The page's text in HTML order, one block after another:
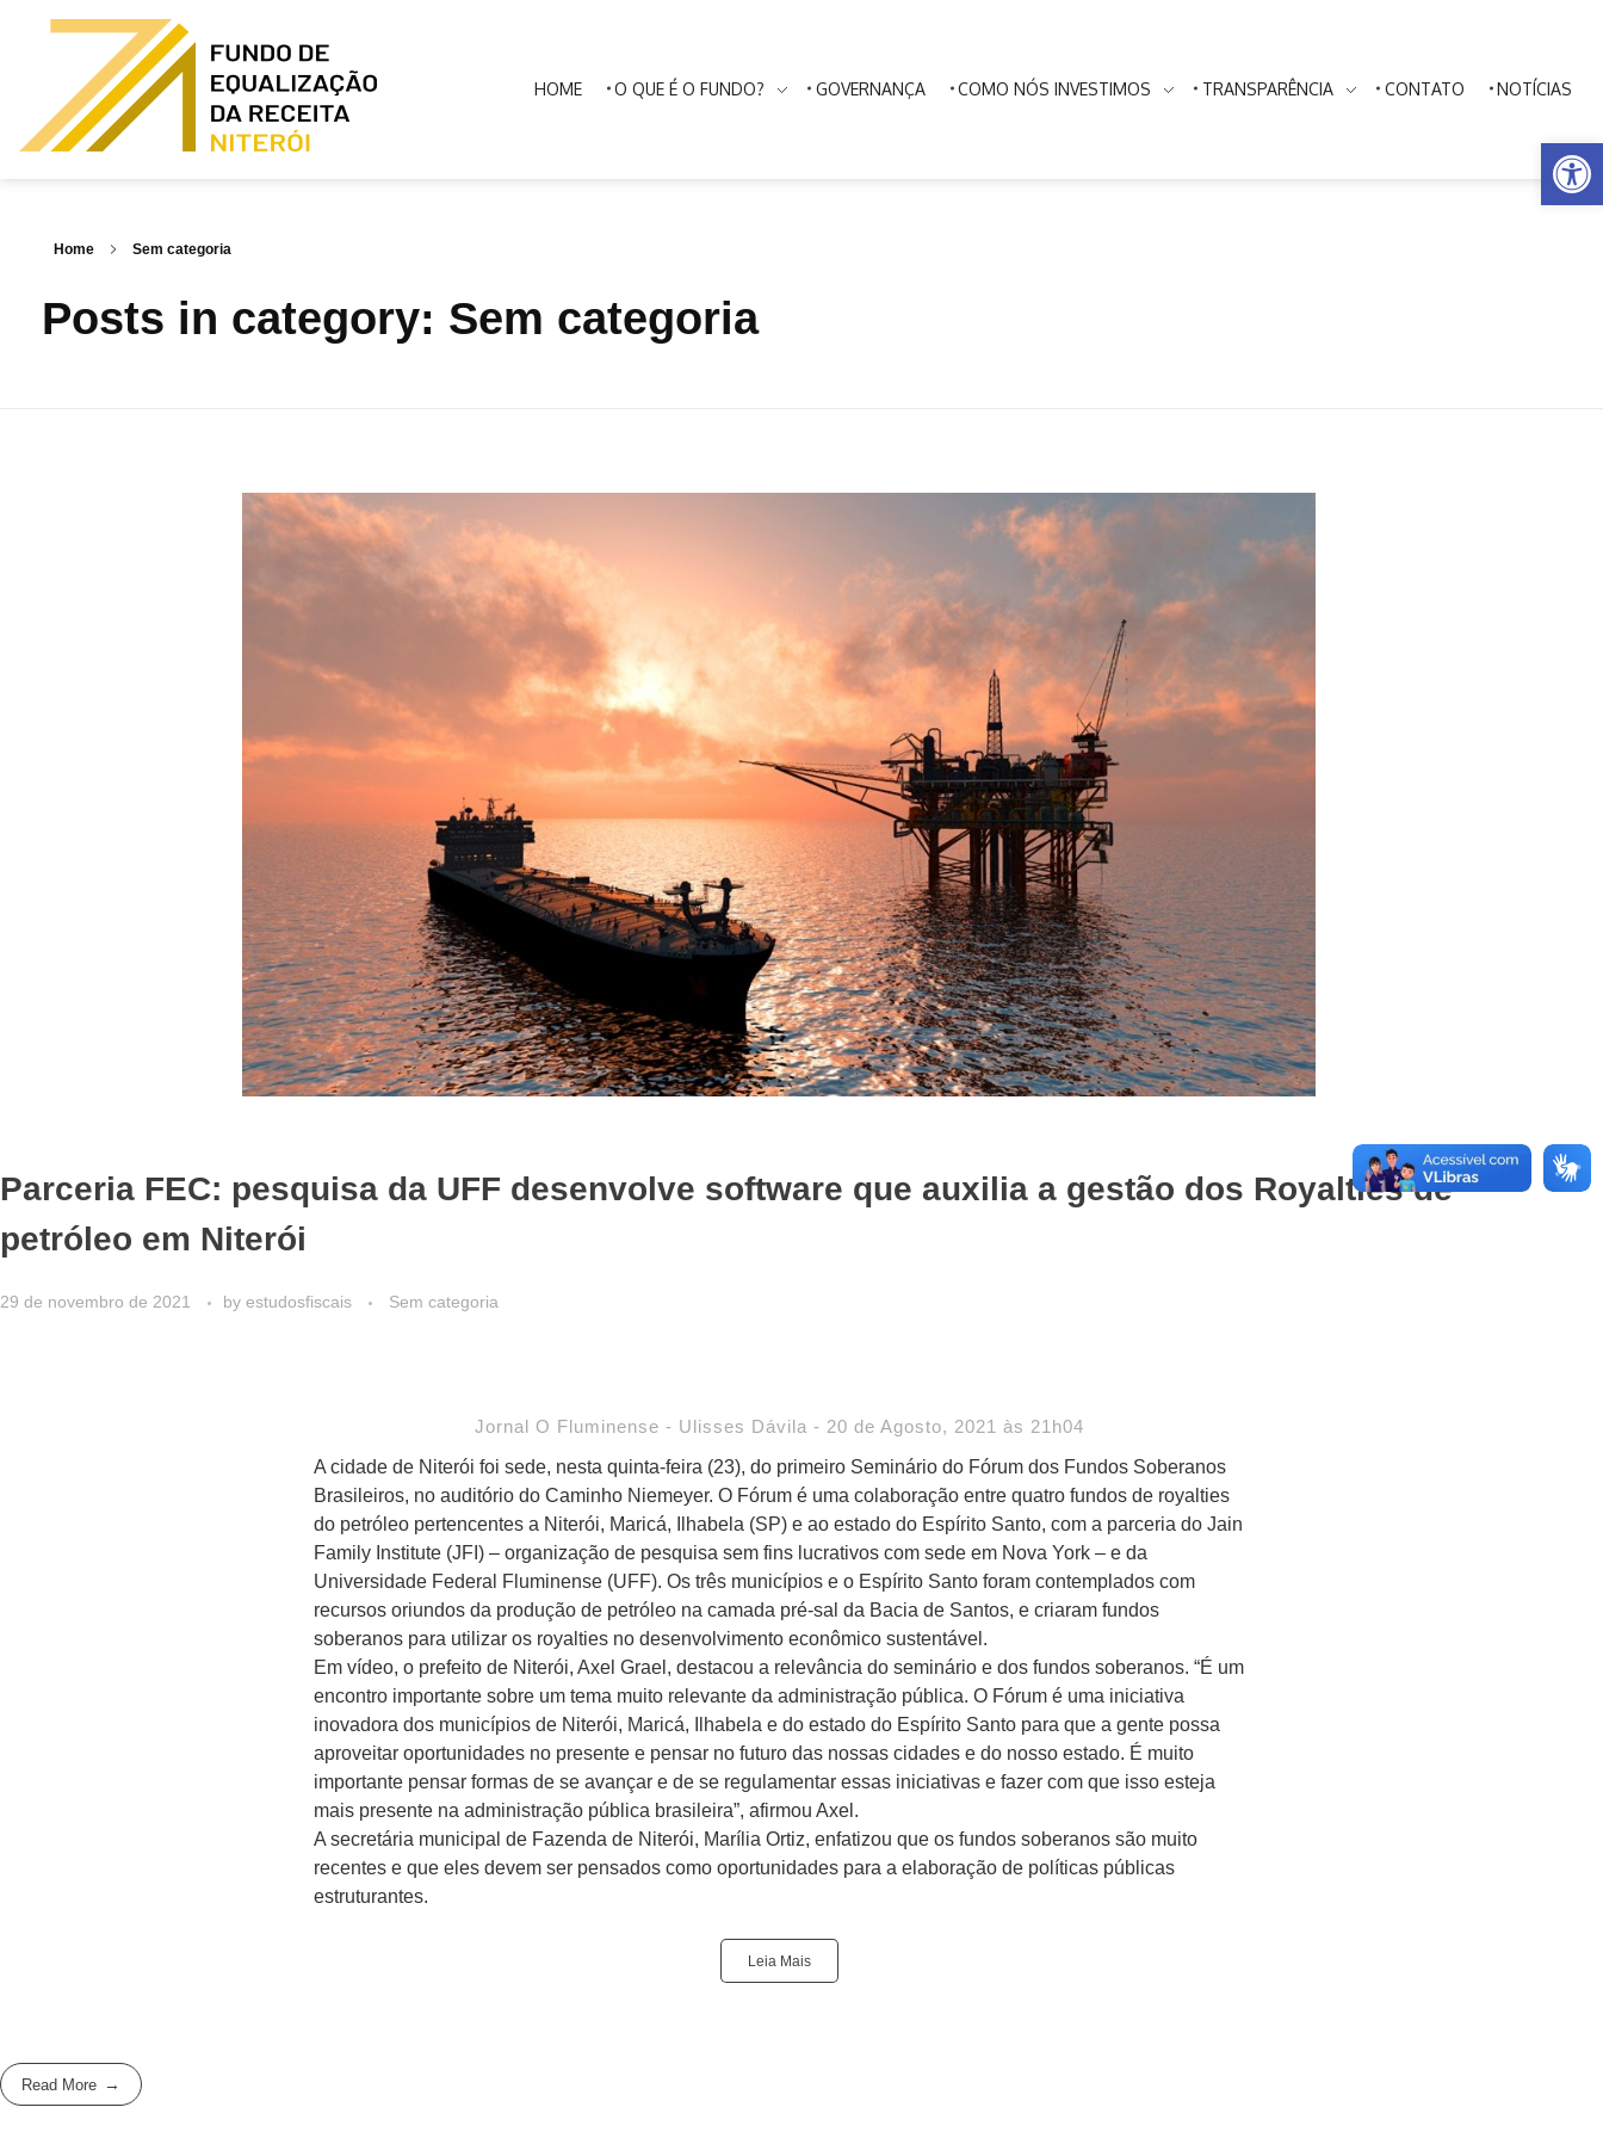
HOME O QUE É O FUNDO? GOVERNANÇA COMO NÓS INVESTIMOS TRANSPARÊNCIA CONTATO NOTÍCIAS
Home Sem categoria
Posts in category: Sem categoria
Parceria FEC: pesquisa da UFF desenvolve software que auxilia a gestão dos Royalties de
petróleo em Niterói
29 de novembro de 2021 by estudosfiscais Sem categoria
Jornal O Fluminense - Ulisses Dávila - 20 de Agosto, 2021 às 21h04
A cidade de Niterói foi sede, nesta quinta-feira (23), do primeiro Seminário do Fórum dos Fundos Soberanos
Brasileiros, no auditório do Caminho Niemeyer. O Fórum é uma colaboração entre quatro fundos de royalties
do petróleo pertencentes a Niterói, Maricá, Ilhabela (SP) e ao estado do Espírito Santo, com a parceria do Jain
Family Institute (JFI) – organização de pesquisa sem fins lucrativos com sede em Nova York – e da
Universidade Federal Fluminense (UFF). Os três municípios e o Espírito Santo foram contemplados com
recursos oriundos da produção de petróleo na camada pré-sal da Bacia de Santos, e criaram fundos
soberanos para utilizar os royalties no desenvolvimento econômico sustentável.
Em vídeo, o prefeito de Niterói, Axel Grael, destacou a relevância do seminário e dos fundos soberanos. “É um
encontro importante sobre um tema muito relevante da administração pública. O Fórum é uma iniciativa
inovadora dos municípios de Niterói, Maricá, Ilhabela e do estado do Espírito Santo para que a gente possa
aproveitar oportunidades no presente e pensar no futuro das nossas cidades e do nosso estado. É muito
importante pensar formas de se avançar e de se regulamentar essas iniciativas e fazer com que isso esteja
mais presente na administração pública brasileira”, afirmou Axel.
A secretária municipal de Fazenda de Niterói, Marília Ortiz, enfatizou que os fundos soberanos são muito
recentes e que eles devem ser pensados como oportunidades para a elaboração de políticas públicas
estruturantes.
Leia Mais
Read More